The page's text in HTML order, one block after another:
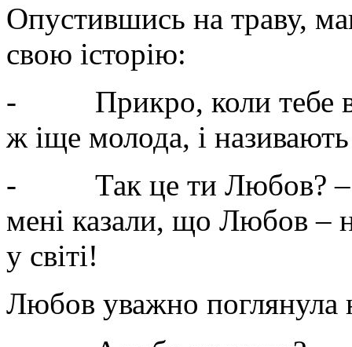
Опустившись на траву,
свою історію:
- Прикро, коли тебе
ж іще молода, і
- Так це ти Любов? –
мені казали, що Любов –
у світі!
Любов уважно поглянула